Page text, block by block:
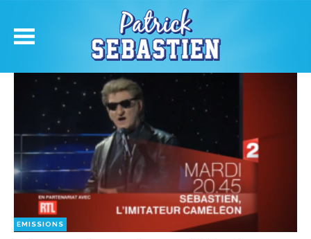
EMISSIONS